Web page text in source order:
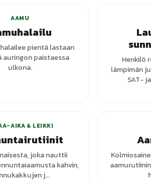
AAMU
pientä lastaan
auringon paistaessa
ulkona.
Henkilö
lämpimän
SAT-
AIKA & LEIKKI
joka nauttii
kahvin,
j...